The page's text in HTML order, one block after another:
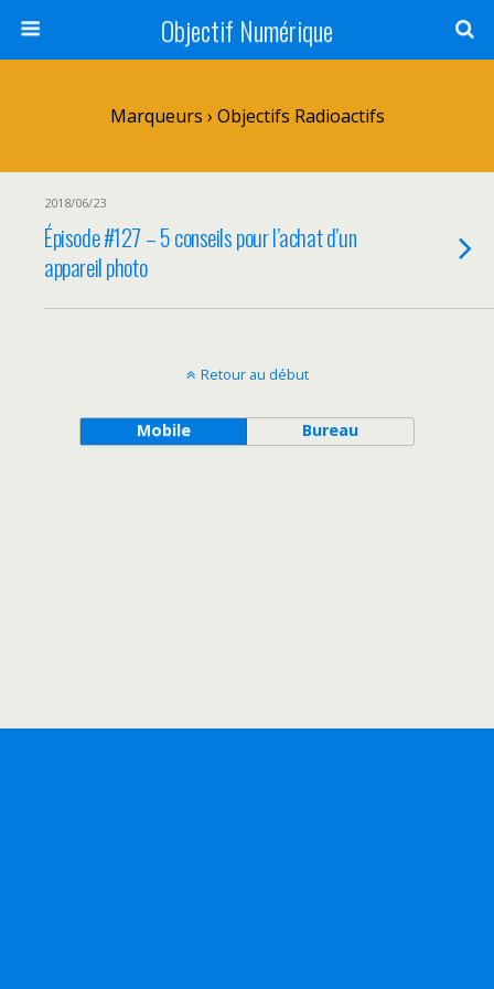
Objectif Numérique
Marqueurs › Objectifs Radioactifs
2018/06/23
Épisode #127 – 5 conseils pour l’achat d’un
appareil photo
Retour au début
Mobile Bureau